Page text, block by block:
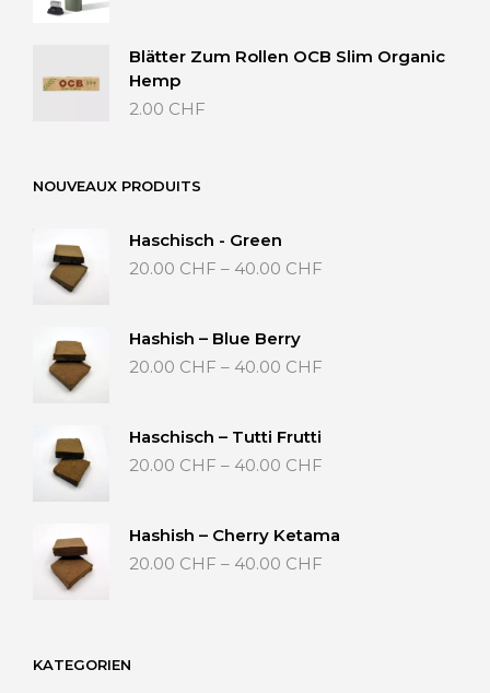
Blätter Zum Rollen OCB Slim Organic
Hemp
2.00 CHF
NOUVEAUX PRODUITS
Haschisch - Green
20.00 CHF – 40.00 CHF
Hashish – Blue Berry
20.00 CHF – 40.00 CHF
Haschisch – Tutti Frutti
20.00 CHF – 40.00 CHF
Hashish – Cherry Ketama
20.00 CHF – 40.00 CHF
KATEGORIEN